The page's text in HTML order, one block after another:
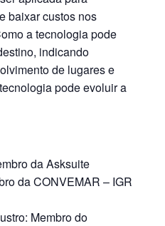
baixar custos nos
a tecnologia pode
indicando
de lugares e
pode evoluir a
da Asksuite
da CONVEMAR – IGR
Membro do